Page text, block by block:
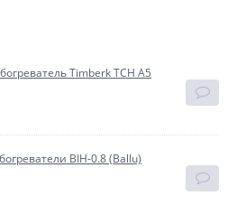
Timberk TCH A5
BIH-0.8 (Ballu)